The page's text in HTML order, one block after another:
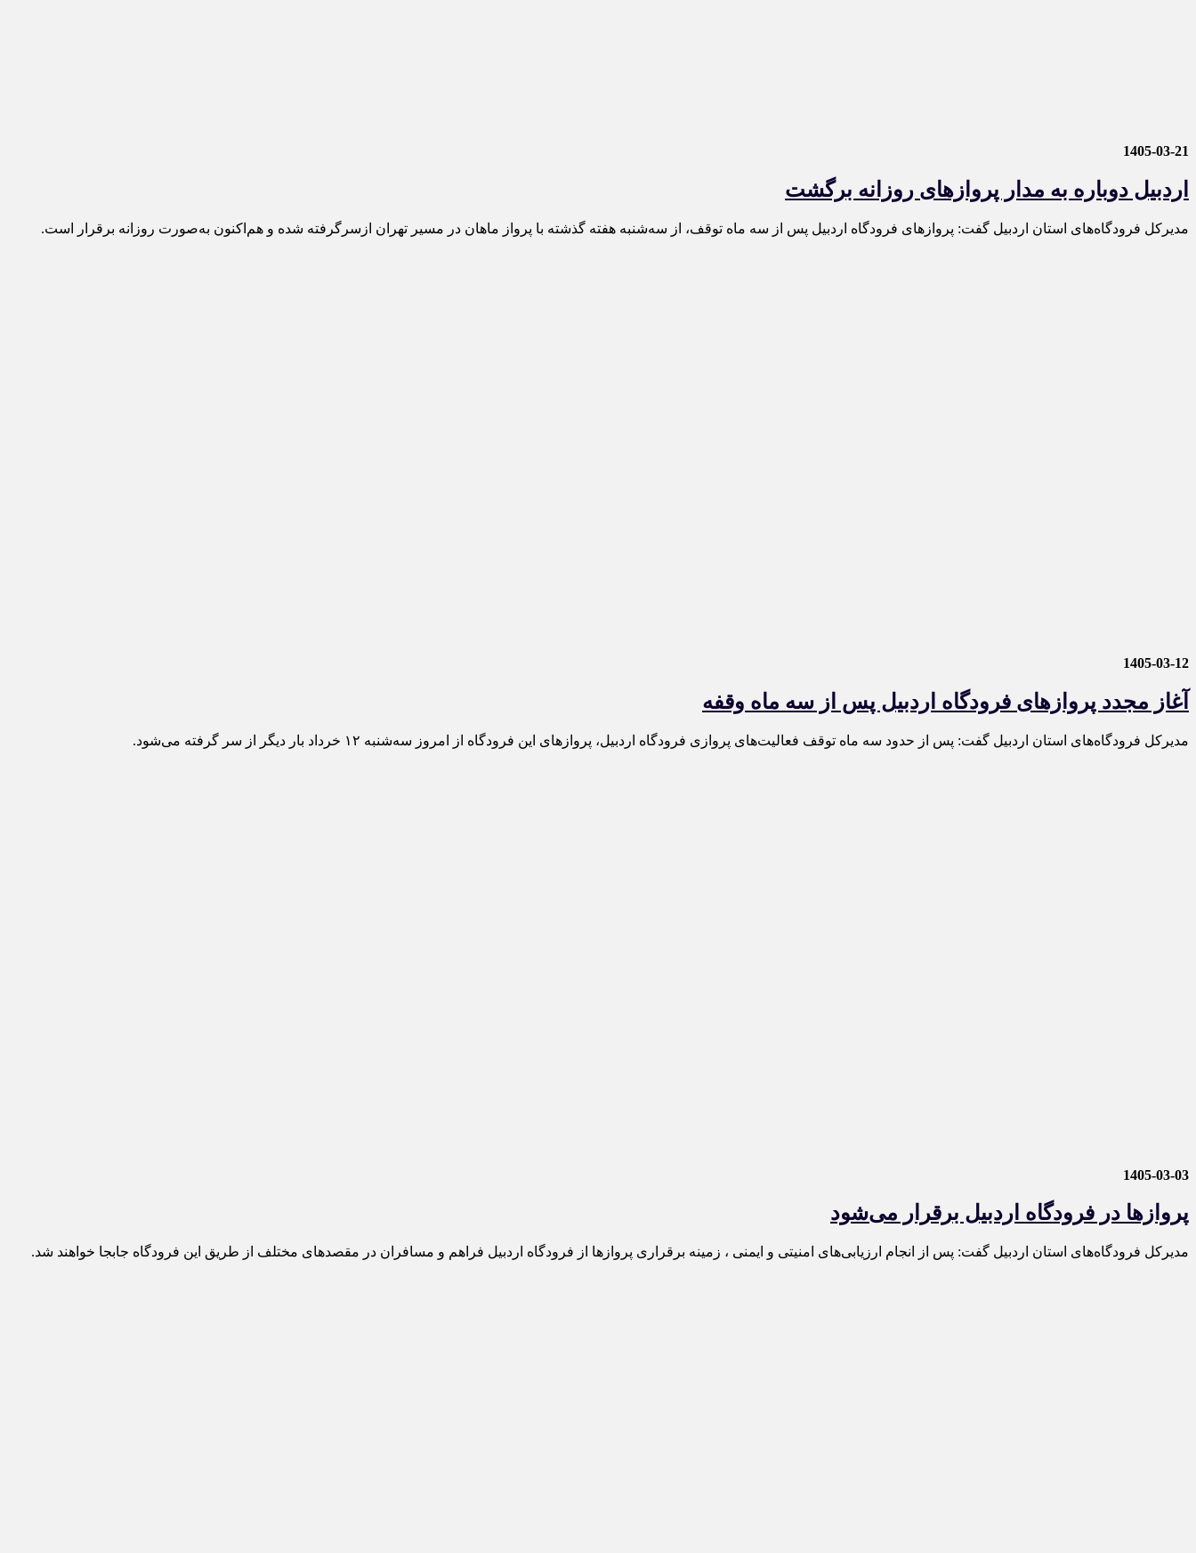
1405-03-21
اردبیل دوباره به مدار پروازهای روزانه برگشت
مدیرکل فرودگاه‌های استان اردبیل گفت: پروازهای فرودگاه اردبیل پس از سه ماه توقف، از سه‌شنبه هفته گذشته با پرواز ماهان در مسیر تهران ازسرگرفته شده و هم‌اکنون به‌صورت روزانه برقرار است.
1405-03-12
آغاز مجدد پروازهای فرودگاه اردبیل پس از سه ماه وقفه
مدیرکل فرودگاه‌های استان اردبیل گفت: پس از حدود سه ماه توقف فعالیت‌های پروازی فرودگاه اردبیل، پروازهای این فرودگاه از امروز سه‌شنبه ۱۲ خرداد بار دیگر از سر گرفته می‌شود.
1405-03-03
پروازها در فرودگاه اردبیل برقرار می‌شود
مدیرکل فرودگاه‌های استان اردبیل گفت: پس از انجام ارزیابی‌های امنیتی و ایمنی ، زمینه برقراری پروازها از فرودگاه اردبیل فراهم و مسافران در مقصدهای مختلف از طریق این فرودگاه جابجا خواهند شد.